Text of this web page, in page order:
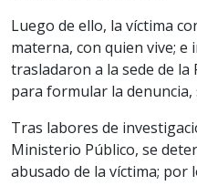
Luego de ello, la víctima
materna, con quien vive; e
trasladaron a la sede de
para formular la
Tras labores de
Ministerio Público, se
abusado de la víctima;